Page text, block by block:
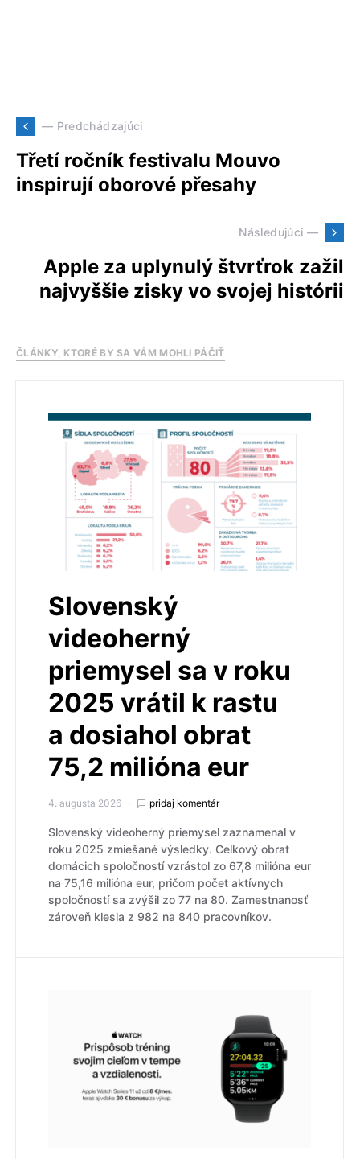
— Predchádzajúci
Třetí ročník festivalu Mouvo
inspirují oborové přesahy
Následujúci —
Apple za uplynulý štvrťrok zažil
najvyššie zisky vo svojej histórii
ČLÁNKY, KTORÉ BY SA VÁM MOHLI PÁČIŤ
Slovenský
videoherný
priemysel sa v roku
2025 vrátil k rastu
a dosiahol obrat
75,2 milióna eur
4. augusta 2026 pridaj komentár
Slovenský videoherný priemysel zaznamenal v
roku 2025 zmiešané výsledky. Celkový obrat
domácich spoločností vzrástol zo 67,8 milióna eur
na 75,16 milióna eur, pričom počet aktívnych
spoločností sa zvýšil zo 77 na 80. Zamestnanosť
zároveň klesla z 982 na 840 pracovníkov.